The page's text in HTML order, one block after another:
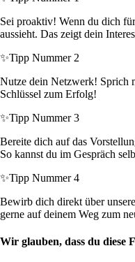
Sei proaktiv! Wenn du dich
aussieht. Das zeigt dein
✨Tipp Nummer 2
Nutze dein Netzwerk! Sprich
Schlüssel zum Erfolg!
✨Tipp Nummer 3
Bereite dich auf das
So kannst du im Gespräch
✨Tipp Nummer 4
Bewirb dich direkt über
gerne auf deinem Weg zum
Wir glauben, dass du diese